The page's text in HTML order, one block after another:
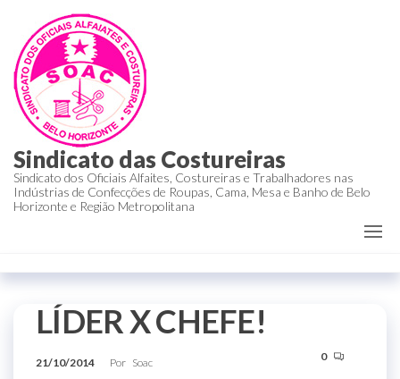
Sindicato das Costureiras
Sindicato dos Oficiais Alfaites, Costureiras e Trabalhadores nas
Indústrias de Confecções de Roupas, Cama, Mesa e Banho de Belo
Horizonte e Região Metropolitana
LÍDER X CHEFE!
21/10/2014 Por Soac 0